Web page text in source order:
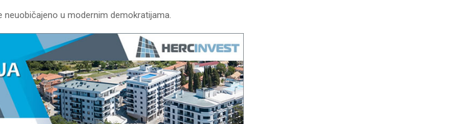
neuobičajeno u modernim demokratijama.